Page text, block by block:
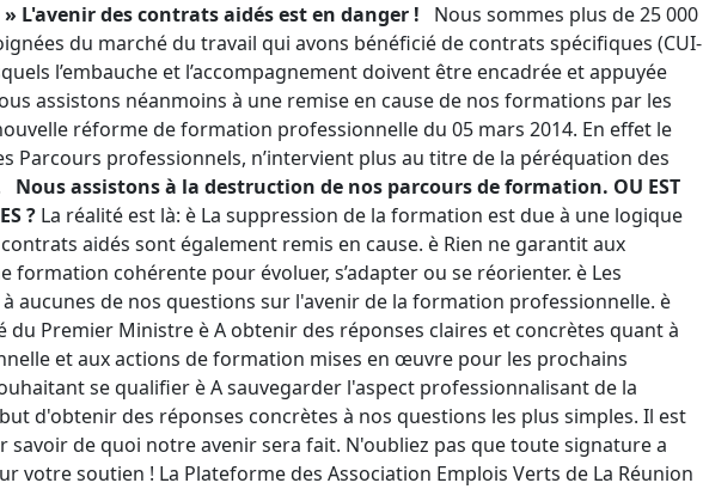
» L'avenir des contrats aidés est en danger ! Nous sommes plus de 25 000
du marché du travail qui avons bénéficié de contrats spécifiques (CUI-
l’embauche et l’accompagnement doivent être encadrée et appuyée
assistons néanmoins à une remise en cause de nos formations par les
réforme de formation professionnelle du 05 mars 2014. En effet le
Parcours professionnels, n’intervient plus au titre de la péréquation des
Nous assistons à la destruction de nos parcours de formation. OU EST
? La réalité est là: è La suppression de la formation est due à une logique
aidés sont également remis en cause. è Rien ne garantit aux
formation cohérente pour évoluer, s’adapter ou se réorienter. è Les
aucunes de nos questions sur l'avenir de la formation professionnelle. è
du Premier Ministre è A obtenir des réponses claires et concrètes quant à
et aux actions de formation mises en œuvre pour les prochains
se qualifier è A sauvegarder l'aspect professionnalisant de la
d'obtenir des réponses concrètes à nos questions les plus simples. Il est
savoir de quoi notre avenir sera fait. N'oubliez pas que toute signature a
soutien ! La Plateforme des Association Emplois Verts de La Réunion